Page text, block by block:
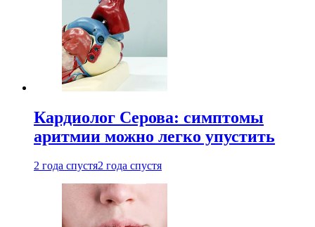
Кардиолог Серова: симптомы
аритмии можно легко упустить
2 года спустя2 года спустя